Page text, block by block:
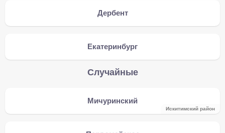
Дербент
Екатеринбург
Случайные
Мичуринский
Искитимский район